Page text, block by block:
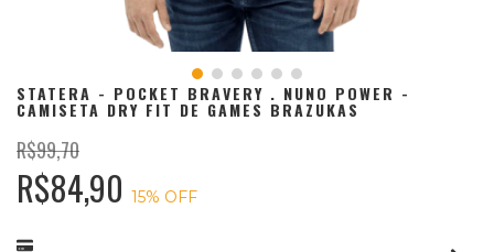
STATERA - POCKET BRAVERY . NUNO POWER -
CAMISETA DRY FIT DE GAMES BRAZUKAS
R$99,70
R$84,90 15% OFF